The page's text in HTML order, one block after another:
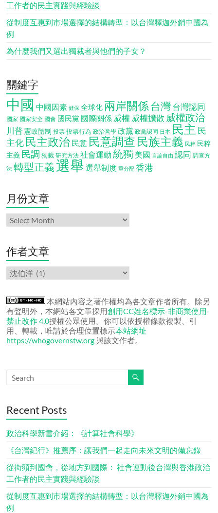
工作者的民主實踐與經驗談
從制度互惠到市場選擇的結構轉型：以台灣釋迦外銷中國為
例
為什麼我們又選出獨裁者與他們的子女？
關鍵字
中國 中國因素 健保 全球化 兩岸關係 台灣台灣認同
國家 國家安全 國會 國民黨 國際關係 威權 威權擴散 威權政治
川普 憲政體制 投票 投票行為 政治哲學 政黨 政黨認同 日本 民主 民
主化 民主政治 民意 民意調查 民族主義 民粹 民粹
主義 民調 獨裁 研究方法 社會運動 統獨 美國 言論自由 認同 調查方
法 轉型正義 選舉 選舉制度 重分配 香港
月份文章
月
份
章
作者文章
作
者
章
本網站內容之著作權均為各文章作者所有。除另
有聲明外，本網站各文章採用創用CC姓名標示-非商業使用-
禁止改作 4.0授權公眾使用。你可以依授權條款複製、引
用、轉載，唯請於合理位置標示本站網址
https://whogovernstw.org與該文作者。
Recent Posts
政治科學新書介紹：《計算社會科學》
《台灣紀行》推薦序：讓我們一起走向未來文明的備忘錄
從街頭到國會，從地方到國際： 社會運動後台灣與香港政治
工作者的民主實踐與經驗談
從制度互惠到市場選擇的結構轉型：以台灣釋迦外銷中國為
例